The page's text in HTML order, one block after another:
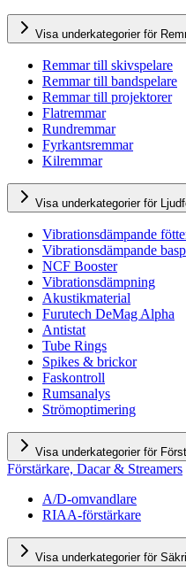
Visa underkategorier för
Remmar till skivspelare
Remmar till bandspelare
Remmar till projektorer
Flatremmar
Rundremmar
Fyrkantsremmar
Kilremmar
Visa underkategorier för
Vibrationsdämpande
Vibrationsdämpande
NCF Booster
Vibrationsdämpning
Akustikmaterial
Furutech DeMag Alpha
Antistat
Tube Rings
Spikes & brickor
Faskontroll
Rumsanalys
Strömoptimering
Visa underkategorier för
Förstärkare, Dacar & Streamers
A/D-omvandlare
RIAA-förstärkare
Visa underkategorier för